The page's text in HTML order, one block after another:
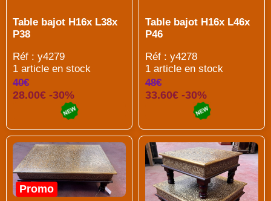
Table bajot H16x L38x
P38
Réf : y4279
1 article en stock
40€
28.00€ -30%
Table bajot H16x L46x
P46
Réf : y4278
1 article en stock
48€
33.60€ -30%
Promo